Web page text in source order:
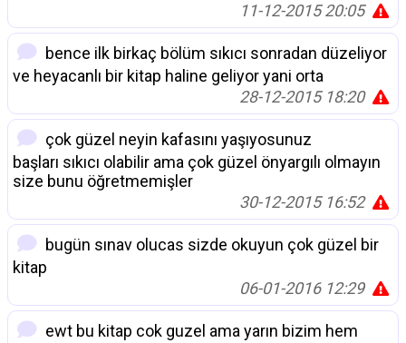
11-12-2015 20:05
bence ilk birkaç bölüm sıkıcı sonradan düzeliyor
ve heyacanlı bir kitap haline geliyor yani orta
28-12-2015 18:20
çok güzel neyin kafasını yaşıyosunuz
başları sıkıcı olabilir ama çok güzel önyargılı olmayın
size bunu öğretmemişler
30-12-2015 16:52
bugün sınav olucas sizde okuyun çok güzel bir
kitap
06-01-2016 12:29
ewt bu kitap cok guzel ama yarın bizim hem